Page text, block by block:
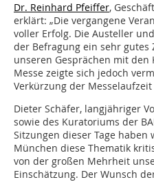
Dr. Reinhard Pfeiffer,
erklärt: „Die vergangene
voller Erfolg. Die Austeller
der Befragung ein sehr gutes
unseren Gesprächen mit den
Messe zeigte sich jedoch
Verkürzung der
Dieter Schäfer, langjähriger
sowie des Kuratoriums der
Sitzungen dieser Tage
München diese Thematik
von der großen Mehrheit
Einschätzung. Der Wunsch